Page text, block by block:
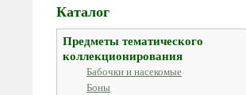
Каталог
Предметы тематического
коллекционирования
Бабочки и насекомые
Боны